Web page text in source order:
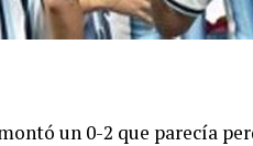
un 0-2 que parecía